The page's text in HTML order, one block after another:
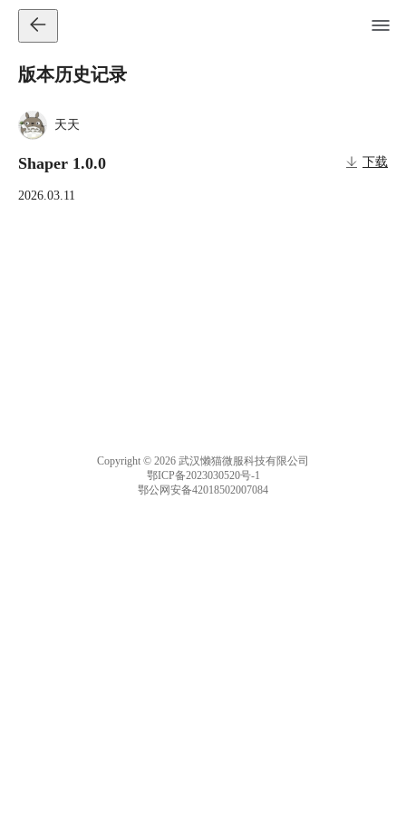
版本历史记录
天天
Shaper 1.0.0 下载
2026.03.11
Copyright © 2026 武汉懒猫微服科技有限公司
鄂ICP备2023030520号-1
鄂公网安备42018502007084